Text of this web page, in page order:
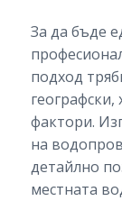
За да бъде
подход
фактори.
на
детайлно
местната